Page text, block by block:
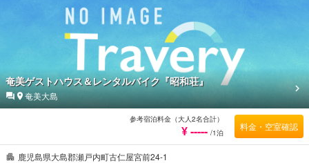
鹿児島県大島郡瀬戸内町古仁屋宮前24-1
奄美ゲストハウス＆レンタルバイク『昭和荘』
奄美大島
参考宿泊料金（大人2名合計）
¥ ----- /1泊
料金・空室確認